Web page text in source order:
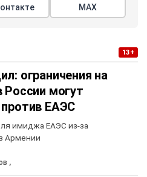
МАХ
13+
ограничения на
России могут
ЕАЭС
имиджа ЕАЭС из-за
Армении
,